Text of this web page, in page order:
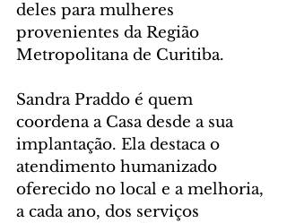
deles para mulheres
provenientes da Região
Metropolitana de Curitiba.
Sandra Praddo é quem
coordena a Casa desde a sua
implantação. Ela destaca o
atendimento humanizado
oferecido no local e a melhoria,
a cada ano, dos serviços